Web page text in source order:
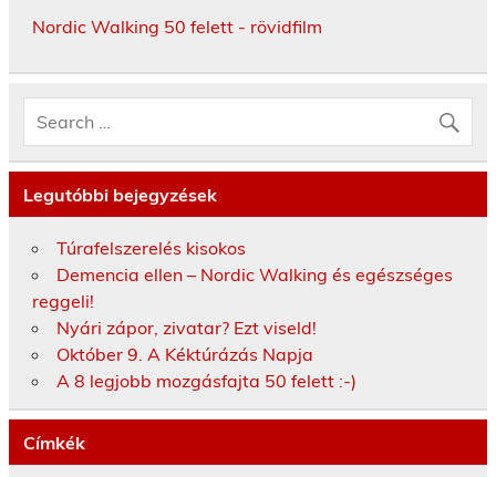
Nordic Walking 50 felett - rövidfilm
Legutóbbi bejegyzések
Túrafelszerelés kisokos
Demencia ellen – Nordic Walking és egészséges
reggeli!
Nyári zápor, zivatar? Ezt viseld!
Október 9. A Kéktúrázás Napja
A 8 legjobb mozgásfajta 50 felett :-)
Címkék